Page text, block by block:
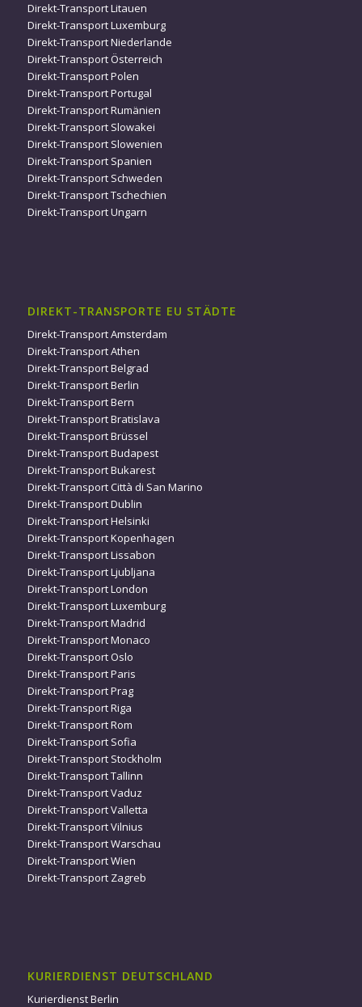
Direkt-Transport Litauen
Direkt-Transport Luxemburg
Direkt-Transport Niederlande
Direkt-Transport Österreich
Direkt-Transport Polen
Direkt-Transport Portugal
Direkt-Transport Rumänien
Direkt-Transport Slowakei
Direkt-Transport Slowenien
Direkt-Transport Spanien
Direkt-Transport Schweden
Direkt-Transport Tschechien
Direkt-Transport Ungarn
DIREKT-TRANSPORTE EU STÄDTE
Direkt-Transport Amsterdam
Direkt-Transport Athen
Direkt-Transport Belgrad
Direkt-Transport Berlin
Direkt-Transport Bern
Direkt-Transport Bratislava
Direkt-Transport Brüssel
Direkt-Transport Budapest
Direkt-Transport Bukarest
Direkt-Transport Città di San Marino
Direkt-Transport Dublin
Direkt-Transport Helsinki
Direkt-Transport Kopenhagen
Direkt-Transport Lissabon
Direkt-Transport Ljubljana
Direkt-Transport London
Direkt-Transport Luxemburg
Direkt-Transport Madrid
Direkt-Transport Monaco
Direkt-Transport Oslo
Direkt-Transport Paris
Direkt-Transport Prag
Direkt-Transport Riga
Direkt-Transport Rom
Direkt-Transport Sofia
Direkt-Transport Stockholm
Direkt-Transport Tallinn
Direkt-Transport Vaduz
Direkt-Transport Valletta
Direkt-Transport Vilnius
Direkt-Transport Warschau
Direkt-Transport Wien
Direkt-Transport Zagreb
KURIERDIENST DEUTSCHLAND
Kurierdienst Berlin